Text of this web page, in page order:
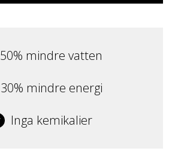
50% mindre vatten
30% mindre energi
Inga kemikalier